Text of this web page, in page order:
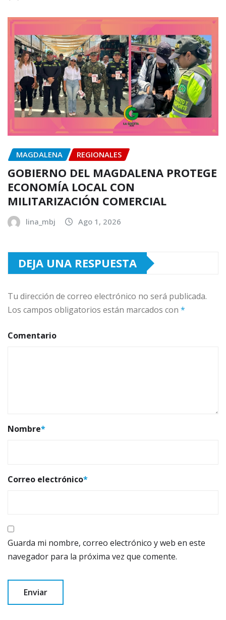
MAGDALENA REGIONALES
GOBIERNO DEL MAGDALENA PROTEGE
ECONOMÍA LOCAL CON
MILITARIZACIÓN COMERCIAL
lina_mbj Ago 1, 2026
DEJA UNA RESPUESTA
Tu dirección de correo electrónico no será publicada.
Los campos obligatorios están marcados con *
Comentario
Nombre*
Correo electrónico*
Guarda mi nombre, correo electrónico y web en este
navegador para la próxima vez que comente.